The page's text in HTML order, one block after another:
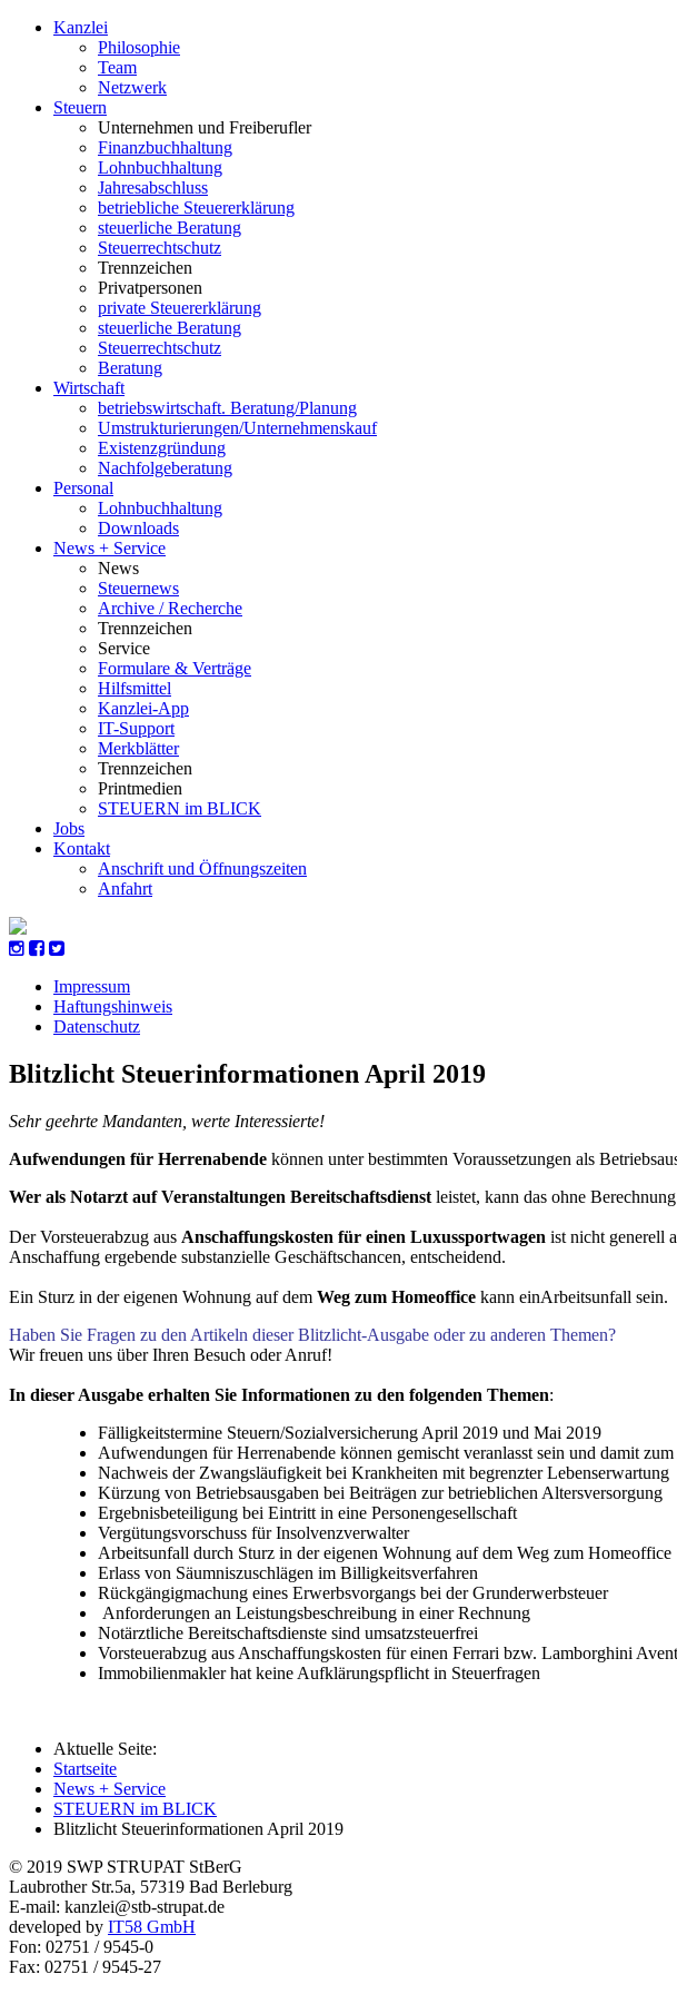
Kanzlei
Philosophie
Team
Netzwerk
Steuern
Unternehmen und Freiberufler
Finanzbuchhaltung
Lohnbuchhaltung
Jahresabschluss
betriebliche Steuererklärung
steuerliche Beratung
Steuerrechtschutz
Trennzeichen
Privatpersonen
private Steuererklärung
steuerliche Beratung
Steuerrechtschutz
Beratung
Wirtschaft
betriebswirtschaft. Beratung/Planung
Umstrukturierungen/Unternehmenskauf
Existenzgründung
Nachfolgeberatung
Personal
Lohnbuchhaltung
Downloads
News + Service
News
Steuernews
Archive / Recherche
Trennzeichen
Service
Formulare & Verträge
Hilfsmittel
Kanzlei-App
IT-Support
Merkblätter
Trennzeichen
Printmedien
STEUERN im BLICK
Jobs
Kontakt
Anschrift und Öffnungszeiten
Anfahrt
Impressum
Haftungshinweis
Datenschutz
Blitzlicht Steuerinformationen April 2019
Sehr geehrte Mandanten, werte Interessierte!
Aufwendungen für Herrenabende können unter bestimmten Voraussetzungen als
Wer als Notarzt auf Veranstaltungen Bereitschaftsdienst leistet, kann das ohne
Der Vorsteuerabzug aus Anschaffungskosten für einen Luxussportwagen ist nicht generell
Anschaffung ergebende substanzielle Geschäftschancen, entscheidend.
Ein Sturz in der eigenen Wohnung auf dem Weg zum Homeoffice kann einArbeitsunfall sein.
Haben Sie Fragen zu den Artikeln dieser Blitzlicht-Ausgabe oder zu anderen Themen?
Wir freuen uns über Ihren Besuch oder Anruf!
In dieser Ausgabe erhalten Sie Informationen zu den folgenden Themen:
Fälligkeitstermine Steuern/Sozialversicherung April 2019 und Mai 2019
Aufwendungen für Herrenabende können gemischt veranlasst sein und damit
Nachweis der Zwangsläufigkeit bei Krankheiten mit begrenzter Lebenserwartung
Kürzung von Betriebsausgaben bei Beiträgen zur betrieblichen Altersversorgung
Ergebnisbeteiligung bei Eintritt in eine Personengesellschaft
Vergütungsvorschuss für Insolvenzverwalter
Arbeitsunfall durch Sturz in der eigenen Wohnung auf dem Weg zum Homeoffice
Erlass von Säumniszuschlägen im Billigkeitsverfahren
Rückgängigmachung eines Erwerbsvorgangs bei der Grunderwerbsteuer
Anforderungen an Leistungsbeschreibung in einer Rechnung
Notärztliche Bereitschaftsdienste sind umsatzsteuerfrei
Vorsteuerabzug aus Anschaffungskosten für einen Ferrari bzw. Lamborghini
Immobilienmakler hat keine Aufklärungspflicht in Steuerfragen
Aktuelle Seite:
Startseite
News + Service
STEUERN im BLICK
Blitzlicht Steuerinformationen April 2019
© 2019 SWP STRUPAT StBerG
Laubrother Str.5a, 57319 Bad Berleburg
E-mail: kanzlei@stb-strupat.de
developed by IT58 GmbH
Fon: 02751 / 9545-0
Fax: 02751 / 9545-27